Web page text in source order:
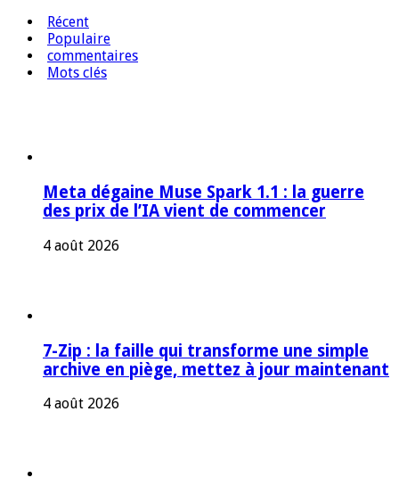
Récent
Populaire
commentaires
Mots clés
Meta dégaine Muse Spark 1.1 : la guerre
des prix de l’IA vient de commencer
4 août 2026
7-Zip : la faille qui transforme une simple
archive en piège, mettez à jour maintenant
4 août 2026